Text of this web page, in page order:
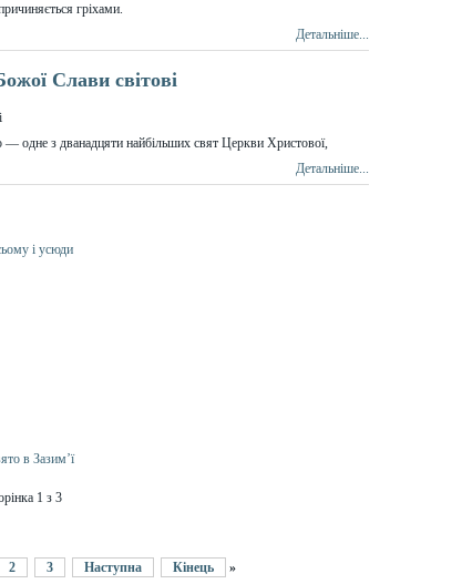
гріхами.
Детальніше...
Слави світові
— одне з дванадцяти найбільших свят Церкви Христової,
Детальніше...
і усюди
в Зазим’ї
1 з 3
2 3 Наступна Кінець »